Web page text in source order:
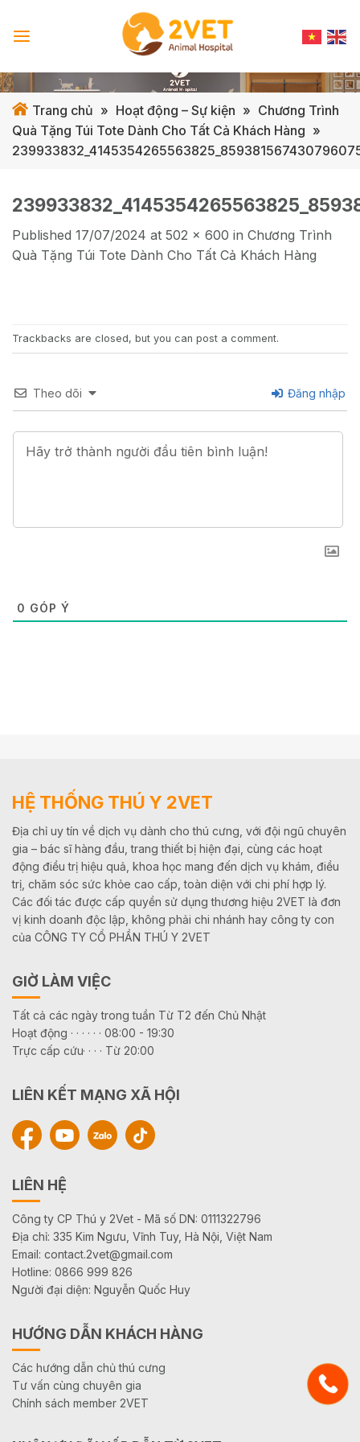
Trang chủ » Hoạt động – Sự kiện » Chương Trình
Quà Tặng Túi Tote Dành Cho Tất Cả Khách Hàng »
Published 17/07/2024 at 502 × 600 in Chương Trình
Quà Tặng Túi Tote Dành Cho Tất Cả Khách Hàng
Trackbacks are closed, but you can post a comment.
Theo dõi Đăng nhập
0 GÓP Ý
HỆ THỐNG THÚ Y 2VET
Địa chỉ uy tín về dịch vụ dành cho thú cưng, với đội ngũ chuyên
gia – bác sĩ hàng đầu, trang thiết bị hiện đại, cùng các hoạt
động điều trị hiệu quả, khoa học mang đến dịch vụ khám, điều
trị, chăm sóc sức khỏe cao cấp, toàn diện với chi phí hợp lý.
Các đối tác được cấp quyền sử dụng thương hiệu 2VET là đơn
vị kinh doanh độc lập, không phải chi nhánh hay công ty con
của CÔNG TY CỔ PHẦN THÚ Y 2VET
GIỜ LÀM VIỆC
Tất cả các ngày trong tuần Từ T2 đến Chủ Nhật
Hoạt động · · · · · · 08:00 - 19:30
Trực cấp cứu· · · · Từ 20:00
LIÊN KẾT MẠNG XÃ HỘI
LIÊN HỆ
Công ty CP Thú y 2Vet - Mã số DN: 0111322796
Địa chỉ: 335 Kim Ngưu, Vĩnh Tuy, Hà Nội, Việt Nam
Email: contact.2vet@gmail.com
Hotline: 0866 999 826
Người đại diện: Nguyễn Quốc Huy
HƯỚNG DẪN KHÁCH HÀNG
Các hướng dẫn chủ thú cưng
Tư vấn cùng chuyên gia
Chính sách member 2VET